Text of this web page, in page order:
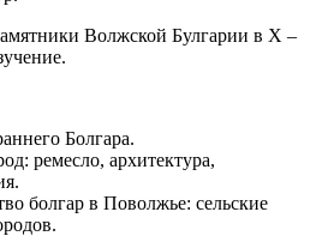
Волжской Булгарии в Х –
Болгара.
ремесло, архитектура,
болгар в Поволжье: сельские